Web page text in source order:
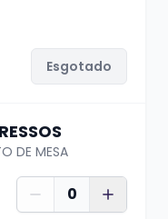
acordo com o
antes
que
Esgotado
DE MESA
0